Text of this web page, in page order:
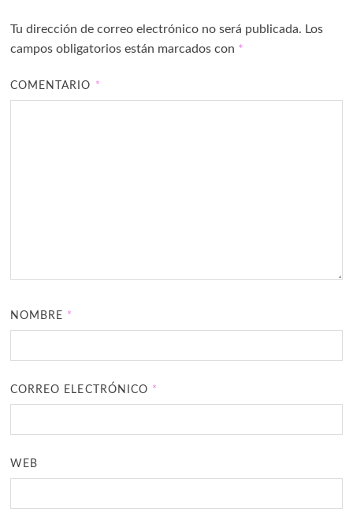
Tu dirección de correo electrónico no será publicada. Los
campos obligatorios están marcados con *
COMENTARIO *
NOMBRE *
CORREO ELECTRÓNICO *
WEB